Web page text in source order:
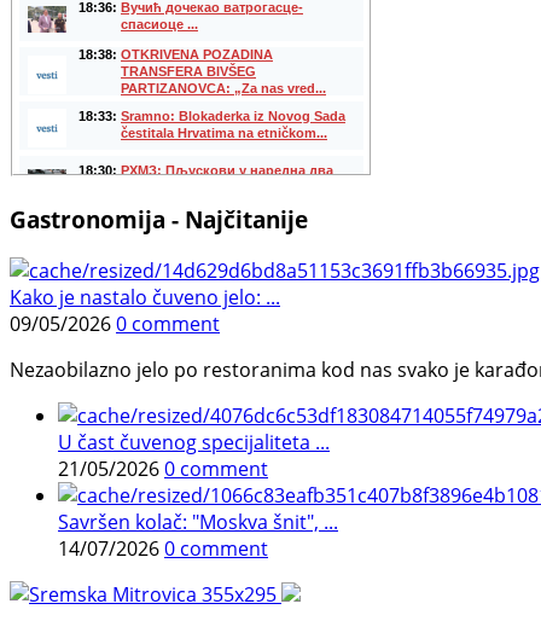
Gastronomija - Najčitanije
Kako je nastalo čuveno jelo: ...
09/05/20260 comment
Nezaobilazno jelo po restoranima kod nas svako je
U čast čuvenog specijaliteta ...
21/05/20260 comment
Savršen kolač: "Moskva šnit", ...
14/07/20260 comment